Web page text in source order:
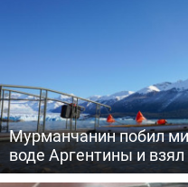
Мурманчанин побил
воде Аргентины и